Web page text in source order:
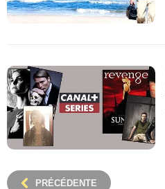
PRÉCÉDENTE